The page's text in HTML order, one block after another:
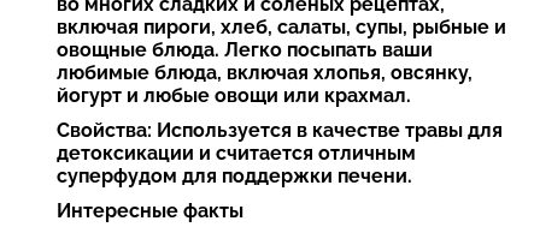
включая пироги, хлеб, салаты, супы, рыбные и
овощные блюда. Легко посыпать ваши
любимые блюда, включая хлопья, овсянку,
йогурт и любые овощи или крахмал.
Свойства: Используется в качестве травы для
детоксикации и считается отличным
суперфудом для поддержки печени.
Интересные факты